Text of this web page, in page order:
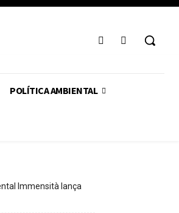
POLÍTICA AMBIENTAL
Immensità lança